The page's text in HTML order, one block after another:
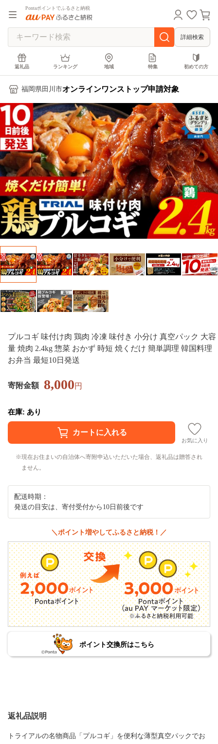
Pontaポイントでふるさと納税
詳細検索
返礼品 ランキング 地域 特集 初めての方
福岡県田川市オンラインワンストップ申請対象
プルコギ 味付け肉 鶏肉 冷凍 味付き 小分け 真空パック 大容
量 焼肉 2.4kg 惣菜 おかず 時短 焼くだけ 簡単調理 韓国料理
お弁当 最短10日発送
寄附金額 8,000円
在庫: あり
お気に入り
現在お住まいの自治体へ寄附申込いただいた場合、返礼品は贈答され
ません。
配送時期：
発送の目安は、寄付受付から10日前後です
＼ポイント増やしてふるさと納税！／
ポイント交換所はこちら
返礼品説明
トライアルの名物商品「プルコギ」を便利な薄型真空パックでお